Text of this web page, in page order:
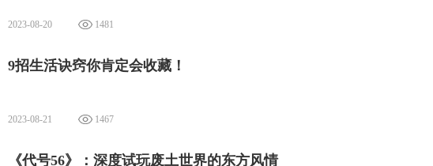
2023-08-20 1481
9招生活诀窍你肯定会收藏！
2023-08-21 1467
《代号56》：深度试玩废土世界的东方风情